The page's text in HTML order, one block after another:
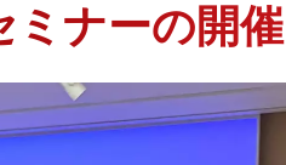
ミナーの開催